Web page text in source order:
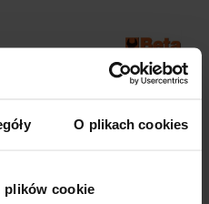
O plikach cookies
plików cookie
ŚRUB I SZPILEK, MODEL